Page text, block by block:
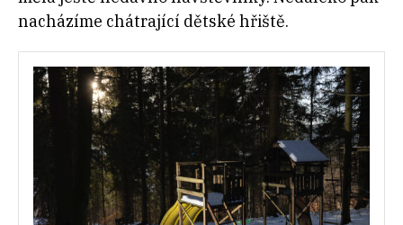
nacházíme chátrající dětské hřiště.